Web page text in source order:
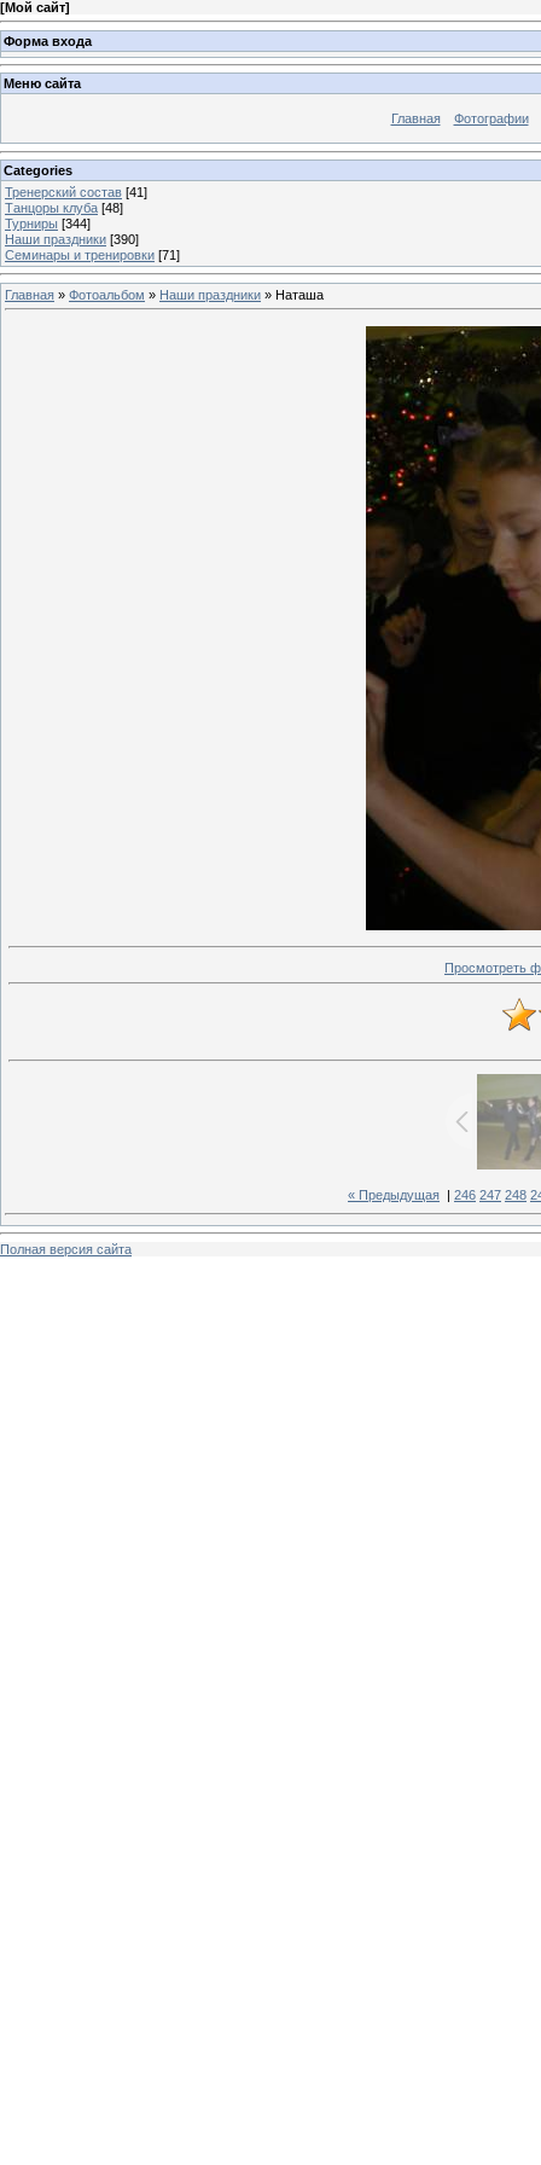
[Мой сайт]
Форма входа
Меню сайта
Главная Фотографии
Categories
Тренерский состав [41]
Танцоры клуба [48]
Турниры [344]
Наши праздники [390]
Семинары и тренировки [71]
Главная » Фотоальбом » Наши праздники » Наташа
Просмотреть
« Предыдущая 246 247 248
Полная версия сайта